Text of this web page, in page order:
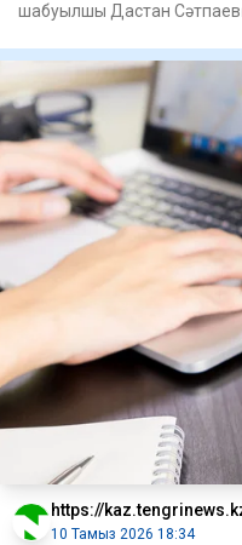
шабуылшы Дастан
https://
10 Тамыз 2026 18:34